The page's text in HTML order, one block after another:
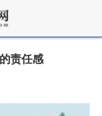
责任感